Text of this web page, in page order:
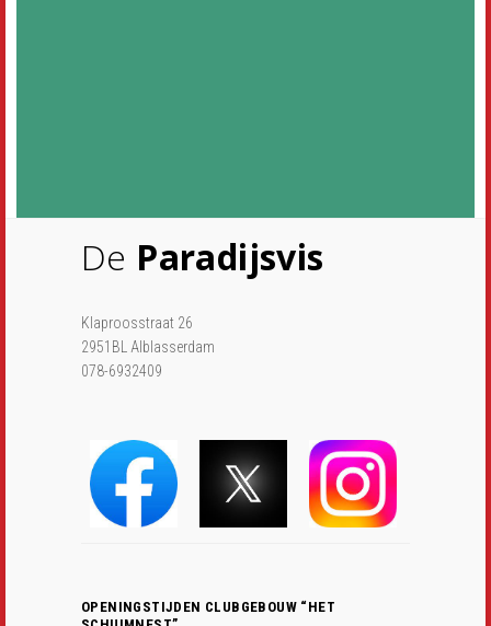
De Paradijsvis
Klaproosstraat 26
2951BL Alblasserdam
078-6932409
OPENINGSTIJDEN CLUBGEBOUW “HET